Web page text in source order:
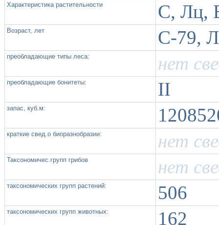
Характеристика растительности С, Лц,
Возраст, лет С-79,
преобладающие типы леса: нет
преобладающие бонитеты: II
запас, куб.м:
краткие свед.о биоразнобразии: нет
Таксономичес.групп грибов нет
таксономических групп растений: 506
таксономических групп животных: 162